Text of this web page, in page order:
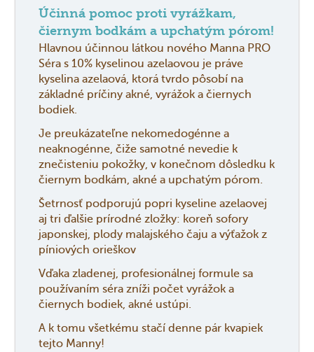
Účinná pomoc proti vyrážkam,
čiernym bodkám a upchatým pórom!
Hlavnou účinnou látkou nového Manna PRO
Séra s 10% kyselinou azelaovou je práve
kyselina azelaová, ktorá tvrdo pôsobí na
základné príčiny akné, vyrážok a čiernych
bodiek.
Je preukázateľne nekomedogénne a
neaknogénne, čiže samotné nevedie k
znečisteniu pokožky, v konečnom dôsledku k
čiernym bodkám, akné a upchatým pórom.
Šetrnosť podporujú popri kyseline azelaovej
aj tri ďalšie prírodné zložky: koreň sofory
japonskej, plody malajského čaju a výťažok z
píniových orieškov
Vďaka zladenej, profesionálnej formule sa
používaním séra zníži počet vyrážok a
čiernych bodiek, akné ustúpi.
A k tomu všetkému stačí denne pár kvapiek
tejto Manny!